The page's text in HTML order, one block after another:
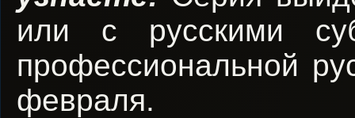
или с русскими
профессиональной
февраля.